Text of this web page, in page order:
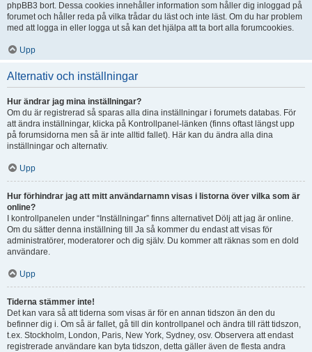
phpBB3 bort. Dessa cookies innehåller information som håller dig inloggad på
forumet och håller reda på vilka trådar du läst och inte läst. Om du har problem
med att logga in eller logga ut så kan det hjälpa att ta bort alla forumcookies.
Upp
Alternativ och inställningar
Hur ändrar jag mina inställningar?
Om du är registrerad så sparas alla dina inställningar i forumets databas. För
att ändra inställningar, klicka på Kontrollpanel-länken (finns oftast längst upp
på forumsidorna men så är inte alltid fallet). Här kan du ändra alla dina
inställningar och alternativ.
Upp
Hur förhindrar jag att mitt användarnamn visas i listorna över vilka som är
online?
I kontrollpanelen under “Inställningar” finns alternativet Dölj att jag är online.
Om du sätter denna inställning till Ja så kommer du endast att visas för
administratörer, moderatorer och dig själv. Du kommer att räknas som en dold
användare.
Upp
Tiderna stämmer inte!
Det kan vara så att tiderna som visas är för en annan tidszon än den du
befinner dig i. Om så är fallet, gå till din kontrollpanel och ändra till rätt tidszon,
t.ex. Stockholm, London, Paris, New York, Sydney, osv. Observera att endast
registrerade användare kan byta tidszon, detta gäller även de flesta andra